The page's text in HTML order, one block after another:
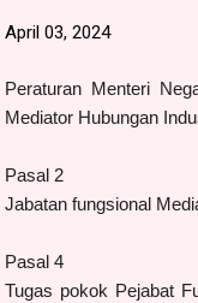
April 03, 2024
Peraturan Menteri
Mediator Hubungan
Pasal 2
Jabatan fungsional
Pasal 4
Tugas pokok Pejabat